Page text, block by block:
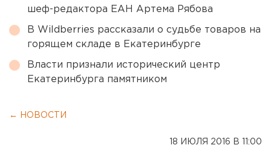
шеф-редактора ЕАН Артема Рябова
В Wildberries рассказали о судьбе товаров на
горящем складе в Екатеринбурге
Власти признали исторический центр
Екатеринбурга памятником
← НОВОСТИ
18 ИЮЛЯ 2016 В 11:00